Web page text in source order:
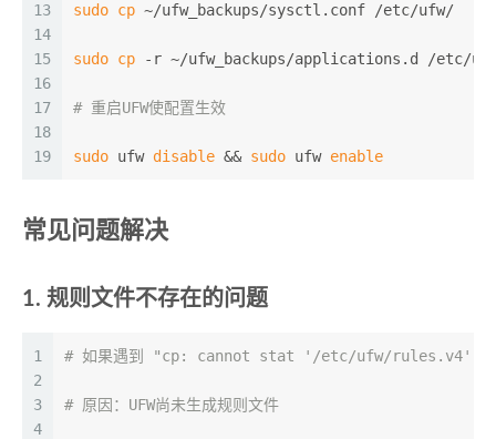
13
14
15
16
17
18
19
sudo cp ~/ufw_backups/sysctl.conf /etc/ufw/
sudo cp -r ~/ufw_backups/applications.d /etc/
# 重启UFW使配置生效
sudo ufw disable && sudo ufw enable
常见问题解决
1. 规则文件不存在的问题
1
2
3
4
# 如果遇到 "cp: cannot stat '/etc/ufw/rules.v4':
# 原因：UFW尚未生成规则文件